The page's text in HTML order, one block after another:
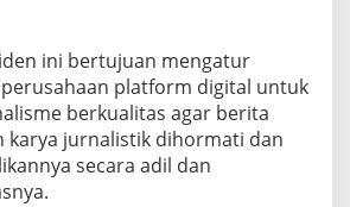
r
e
s
u
b
ini bertujuan mengatur
platform digital untuk
berkualitas agar berita
karya jurnalistik dihormati dan
secara adil dan